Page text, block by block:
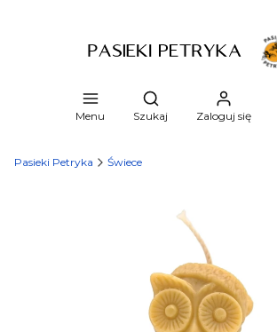
Menu
Otwórz wyszukiwarkę
Szukaj Zaloguj się
Pasieki Petryka Świece